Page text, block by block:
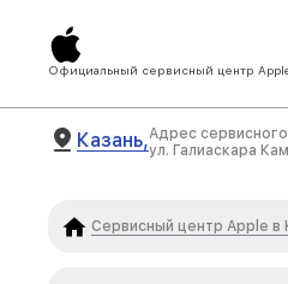
Официальный сервисный центр
Казань,Адрес
ул. Галиаскара
Сервисный центр Apple в